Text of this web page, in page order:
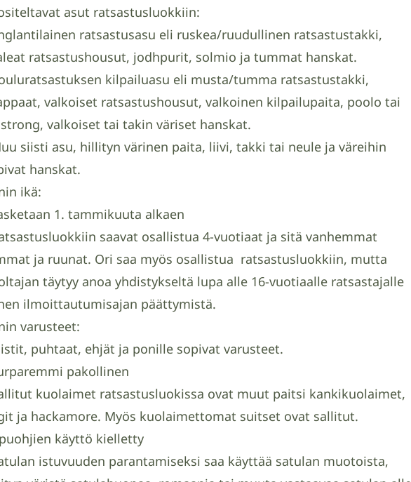
asut ratsastusluokkiin:
ratsastusasu eli ruskea/ruudullinen ratsastustakki,
ratsastushousut, jodhpurit, solmio ja tummat hanskat.
kilpailuasu eli musta/tumma ratsastustakki,
valkoiset ratsastushousut, valkoinen kilpailupaita, poolo tai
valkoiset tai takin väriset hanskat.
siisti asu, hillityn värinen paita, liivi, takki tai neule ja väreihin
hanskat.
ikä:
1. tammikuuta alkaen
saavat osallistua 4-vuotiaat ja sitä vanhemmat
ja ruunat. Ori saa myös osallistua ratsastusluokkiin, mutta
täytyy anoa yhdistykseltä lupa alle 16-vuotiaalle ratsastajalle
ilmoittautumisajan päättymistä.
varusteet:
puhtaat, ehjät ja ponille sopivat varusteet.
pakollinen
kuolaimet ratsastusluokissa ovat muut paitsi kankikuolaimet,
ja hackamore. Myös kuolaimettomat suitset ovat sallitut.
käyttö kielletty
istuvuuden parantamiseksi saa käyttää satulan muotoista,